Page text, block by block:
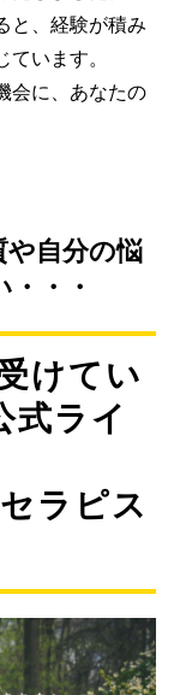
と、経験が積み
います。
会に、あなたの
や自分の悩
・・
けてい
式ライ
ラピス